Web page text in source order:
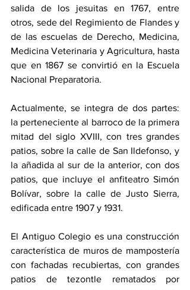
salida de los jesuitas en 1767, entre
otros, sede del Regimiento de Flandes y
de las escuelas de Derecho, Medicina,
Medicina Veterinaria y Agricultura, hasta
que en 1867 se convirtió en la Escuela
Nacional Preparatoria.
Actualmente, se integra de dos partes:
la perteneciente al barroco de la primera
mitad del siglo XVIII, con tres grandes
patios, sobre la calle de San Ildefonso, y
la añadida al sur de la anterior, con dos
patios, que incluye el anfiteatro Simón
Bolívar, sobre la calle de Justo Sierra,
edificada entre 1907 y 1931.
El Antiguo Colegio es una construcción
característica de muros de mampostería
con fachadas recubiertas, con grandes
patios de tezontle rematados por